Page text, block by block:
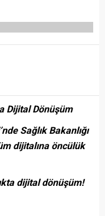
Dijital Dönüşüm
Sağlık Bakanlığı
dijitalına öncülük
dijital dönüşüm!